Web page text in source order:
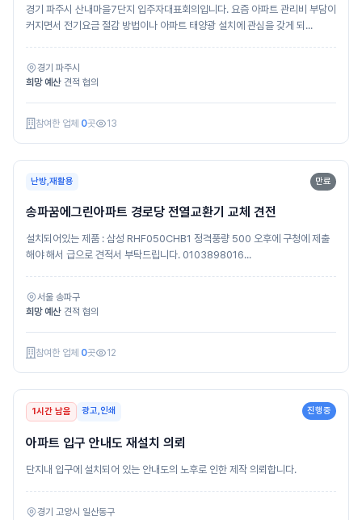
경기 파주시 산내마을7단지 입주자대표회의입니다. 요즘 아파트 관리비 부담이
커지면서 전기요금 절감 방법이나 아파트 태양광 설치에 관심을 갖게 되...
경기 파주시
희망 예산 견적 협의
참여한 업체 0곳 13
난방,재활용 만료
송파꿈에그린아파트 경로당 전열교환기 교체 견전
설치되어있는 제품 : 삼성 RHF050CHB1 정격풍량 500 오후에 구청에 제출
해야 해서 급으로 견적서 부탁드립니다. 0103898016...
서울 송파구
희망 예산 견적 협의
참여한 업체 0곳 12
1시간 남음 광고,인쇄 진행중
아파트 입구 안내도 재설치 의뢰
단지내 입구에 설치되어 있는 안내도의 노후로 인한 제작 의뢰합니다.
경기 고양시 일산동구